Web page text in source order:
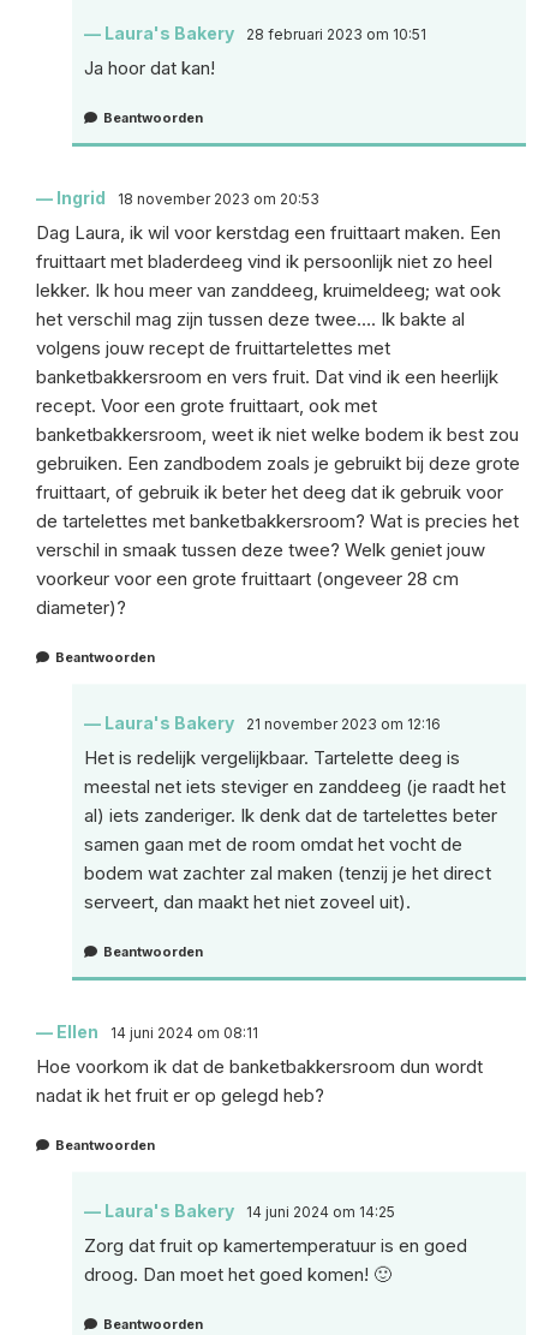
Laura's Bakery 28 februari 2023 om 10:51
Ja hoor dat kan!
Beantwoorden
Ingrid 18 november 2023 om 20:53
Dag Laura, ik wil voor kerstdag een fruittaart maken. Een
fruittaart met bladerdeeg vind ik persoonlijk niet zo heel
lekker. Ik hou meer van zanddeeg, kruimeldeeg; wat ook
het verschil mag zijn tussen deze twee…. Ik bakte al
volgens jouw recept de fruittartelettes met
banketbakkersroom en vers fruit. Dat vind ik een heerlijk
recept. Voor een grote fruittaart, ook met
banketbakkersroom, weet ik niet welke bodem ik best zou
gebruiken. Een zandbodem zoals je gebruikt bij deze grote
fruittaart, of gebruik ik beter het deeg dat ik gebruik voor
de tartelettes met banketbakkersroom? Wat is precies het
verschil in smaak tussen deze twee? Welk geniet jouw
voorkeur voor een grote fruittaart (ongeveer 28 cm
diameter)?
Beantwoorden
Laura's Bakery 21 november 2023 om 12:16
Het is redelijk vergelijkbaar. Tartelette deeg is
meestal net iets steviger en zanddeeg (je raadt het
al) iets zanderiger. Ik denk dat de tartelettes beter
samen gaan met de room omdat het vocht de
bodem wat zachter zal maken (tenzij je het direct
serveert, dan maakt het niet zoveel uit).
Beantwoorden
Ellen 14 juni 2024 om 08:11
Hoe voorkom ik dat de banketbakkersroom dun wordt
nadat ik het fruit er op gelegd heb?
Beantwoorden
Laura's Bakery 14 juni 2024 om 14:25
Zorg dat fruit op kamertemperatuur is en goed
droog. Dan moet het goed komen! 🙂
Beantwoorden